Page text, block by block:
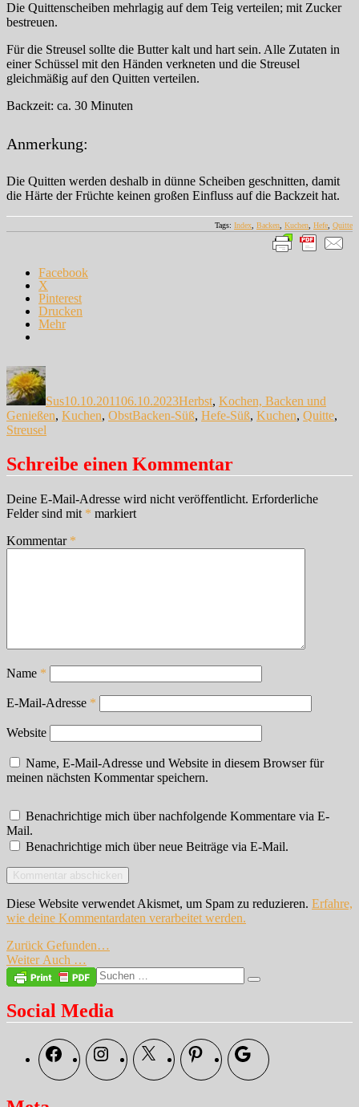
Die Quittenscheiben mehrlagig auf dem Teig verteilen; mit Zucker
bestreuen.
Für die Streusel sollte die Butter kalt und hart sein. Alle Zutaten in
einer Schüssel mit den Händen verkneten und die Streusel
gleichmäßig auf den Quitten verteilen.
Backzeit: ca. 30 Minuten
Anmerkung:
Die Quitten werden deshalb in dünne Scheiben geschnitten, damit
die Härte der Früchte keinen großen Einfluss auf die Backzeit hat.
Tags: Index, Backen, Kuchen, Hefe, Quitte
Facebook
X
Pinterest
Drucken
Mehr
Autor
Sus10.10.201106.10.2023Herbst, Kochen, Backen und
Genießen, Kuchen, ObstSchlagwörter
Backen-Süß, Hefe-Süß, Kuchen, Quitte,
Streusel
Schreibe einen Kommentar
Deine E-Mail-Adresse wird nicht veröffentlicht. Erforderliche
Felder sind mit * markiert
Kommentar *
Name *
E-Mail-Adresse *
Website
Name, E-Mail-Adresse und Website in diesem Browser für
meinen nächsten Kommentar speichern.
Benachrichtige mich über nachfolgende Kommentare via E-
Mail.
Benachrichtige mich über neue Beiträge via E-Mail.
Diese Website verwendet Akismet, um Spam zu reduzieren. Erfahre,
wie deine Kommentardaten verarbeitet werden.
Beitragsnavigation
Zurück Vorheriger
Beitrag:
Gefunden…
Weiter Nächster
Beitrag:
Auch …
Suche
nach:
Suchen
Social Media
FacebookInstagramX Pinterest Google